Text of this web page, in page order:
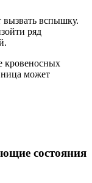
вспышку.
ряд
кровеносных
может
состояния